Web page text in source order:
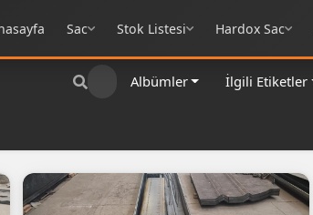
Sac Stok Listesi Hardox Sac
Albümler İlgili Etiketler